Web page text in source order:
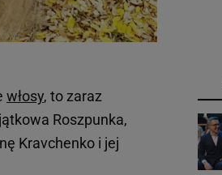
włosy, to zaraz
Roszpunka,
Kravchenko i jej